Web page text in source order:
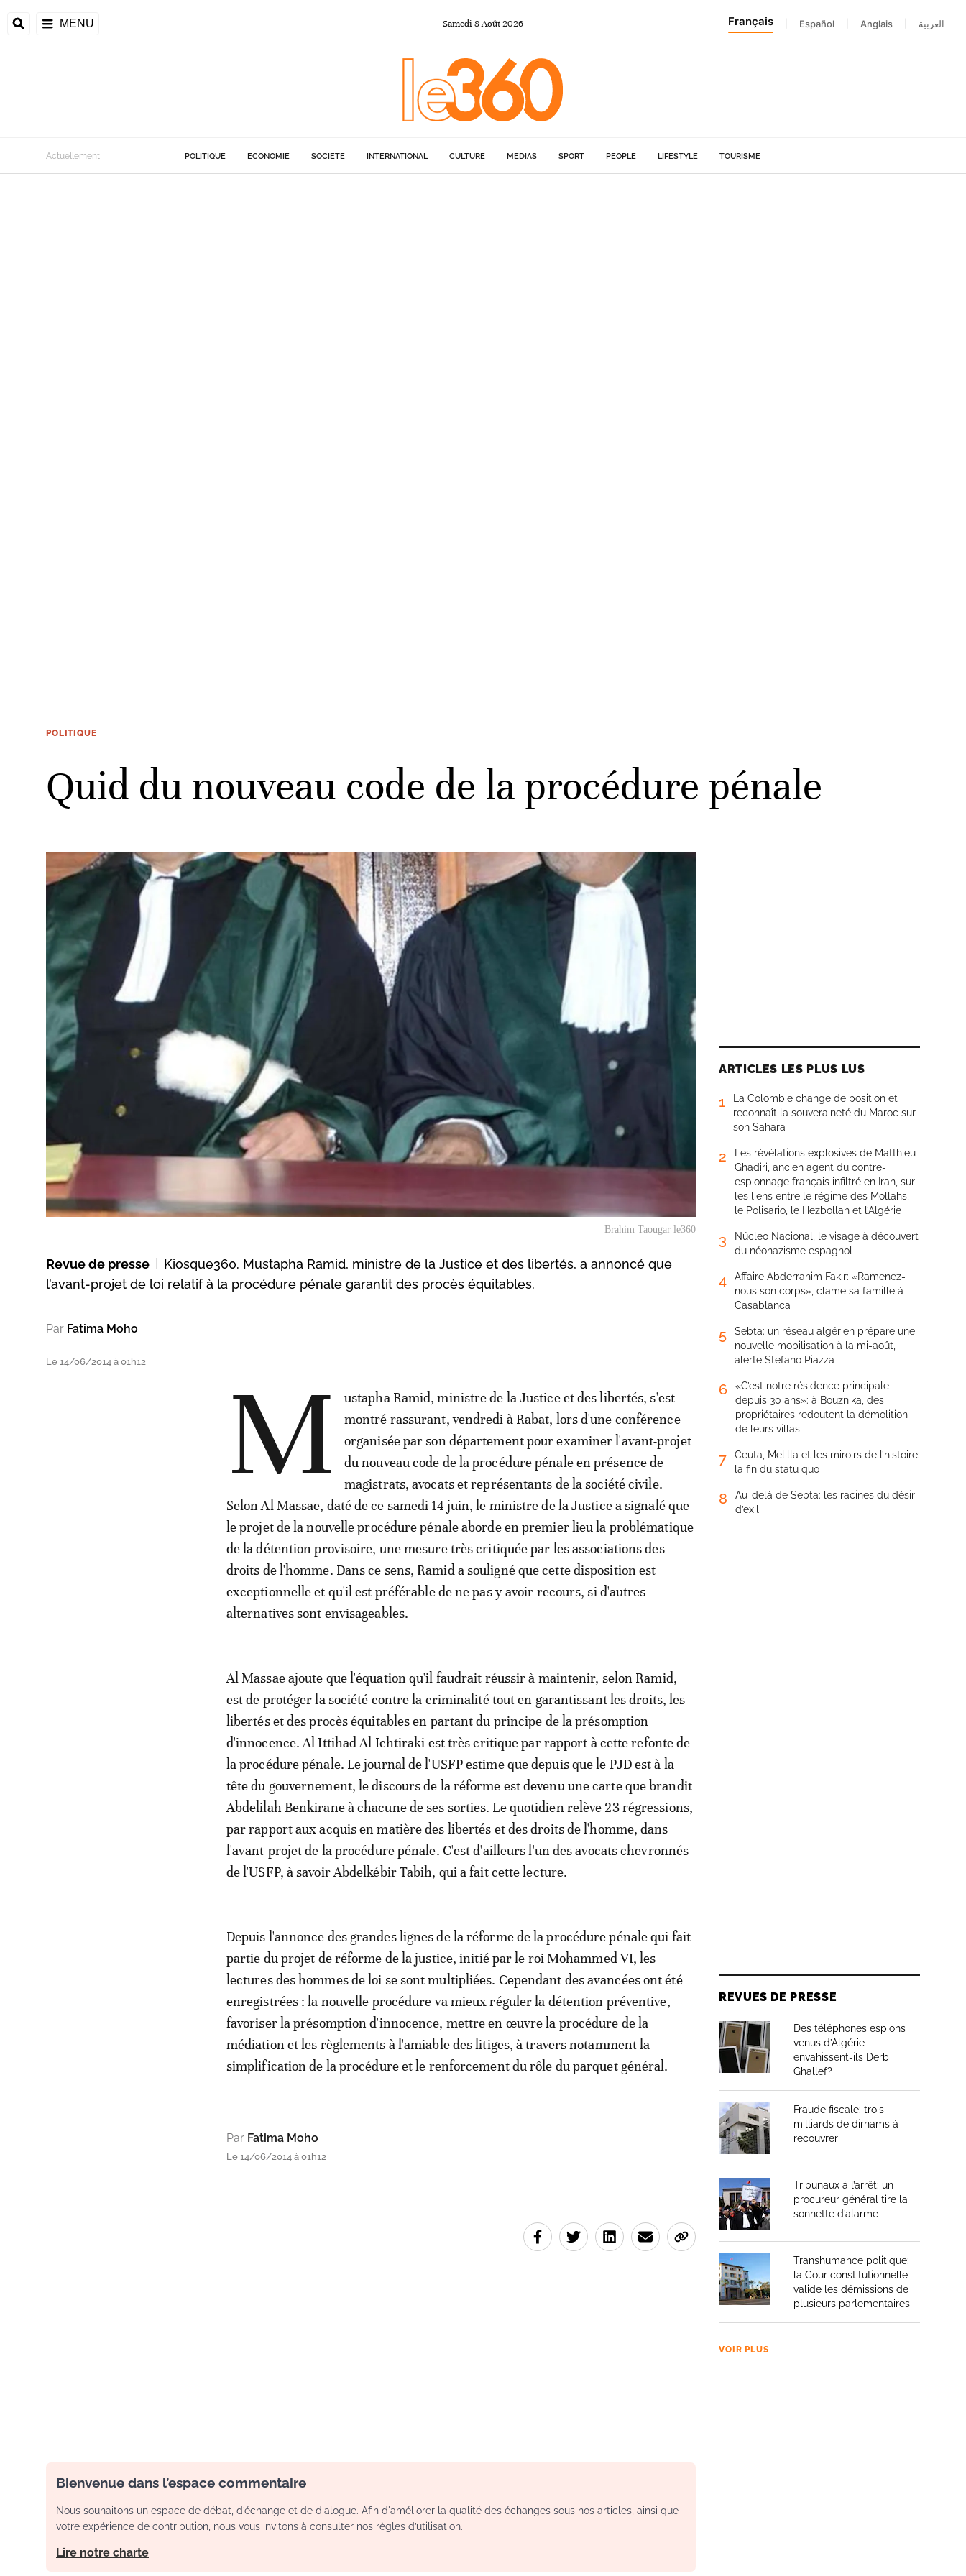
MENU Samedi 8Août2026 Français Español Anglais العربية
Actuellement POLITIQUE ECONOMIE SOCIÉTÉ INTERNATIONAL CULTURE MÉDIAS SPORT PEOPLE LIFESTYLE TOURISME
POLITIQUE
Quid du nouveau code de la procédure pénale
Brahim Taougar le360
Revue de presse
Kiosque360. Mustapha Ramid, ministre de la Justice et des libertés, a annoncé que
l’avant-projet de loi relatif à la procédure pénale garantit des procès équitables.
Par Fatima Moho
Le 14/06/2014 à 01h12 M
ustapha Ramid, ministre de la Justice et des libertés, s'est
montré rassurant, vendredi à Rabat, lors d'une conférence
organisée par son département pour examiner l'avant-projet
du nouveau code de la procédure pénale en présence de
magistrats, avocats et représentants de la société civile.
Selon Al Massae, daté de ce samedi 14 juin, le ministre de la Justice a signalé que
le projet de la nouvelle procédure pénale aborde en premier lieu la problématique
de la détention provisoire, une mesure très critiquée par les associations des
droits de l'homme. Dans ce sens, Ramid a souligné que cette disposition est
exceptionnelle et qu'il est préférable de ne pas y avoir recours, si d'autres
alternatives sont envisageables.
Al Massae ajoute que l'équation qu'il faudrait réussir à maintenir, selon Ramid,
est de protéger la société contre la criminalité tout en garantissant les droits, les
libertés et des procès équitables en partant du principe de la présomption
d'innocence. Al Ittihad Al Ichtiraki est très critique par rapport à cette refonte de
la procédure pénale. Le journal de l'USFP estime que depuis que le PJD est à la
tête du gouvernement, le discours de la réforme est devenu une carte que brandit
Abdelilah Benkirane à chacune de ses sorties. Le quotidien relève 23 régressions,
par rapport aux acquis en matière des libertés et des droits de l'homme, dans
l'avant-projet de la procédure pénale. C'est d'ailleurs l'un des avocats chevronnés
de l'USFP, à savoir Abdelkébir Tabih, qui a fait cette lecture.
Depuis l'annonce des grandes lignes de la réforme de la procédure pénale qui fait
partie du projet de réforme de la justice, initié par le roi Mohammed VI, les
lectures des hommes de loi se sont multipliées. Cependant des avancées ont été
enregistrées : la nouvelle procédure va mieux réguler la détention préventive,
favoriser la présomption d'innocence, mettre en œuvre la procédure de la
médiation et les règlements à l'amiable des litiges, à travers notamment la
simplification de la procédure et le renforcement du rôle du parquet général.
Par Fatima Moho
Le 14/06/2014 à 01h12
Bienvenue dans l’espace commentaire
Nous souhaitons un espace de débat, d’échange et de dialogue. Afin d'améliorer la qualité des échanges sous nos articles, ainsi que
votre expérience de contribution, nous vous invitons à consulter nos règles d’utilisation.
Lire notre charte
ARTICLES LES PLUS LUS
1
La Colombie change de position et
reconnaît la souveraineté du Maroc sur
son Sahara
2
Les révélations explosives de Matthieu
Ghadiri, ancien agent du contre-
espionnage français infiltré en Iran, sur
les liens entre le régime des Mollahs,
le Polisario, le Hezbollah et l’Algérie
3
Núcleo Nacional, le visage à découvert
du néonazisme espagnol
4
Affaire Abderrahim Fakir: «Ramenez-
nous son corps», clame sa famille à
Casablanca
5
Sebta: un réseau algérien prépare une
nouvelle mobilisation à la mi-août,
alerte Stefano Piazza
6
«C’est notre résidence principale
depuis 30 ans»: à Bouznika, des
propriétaires redoutent la démolition
de leurs villas
7
Ceuta, Melilla et les miroirs de l’histoire:
la fin du statu quo
8
Au-delà de Sebta: les racines du désir
d’exil
REVUES DE PRESSE
Des téléphones espions
venus d’Algérie
envahissent-ils Derb
Ghallef?
Fraude fiscale: trois
milliards de dirhams à
recouvrer
Tribunaux à l’arrêt: un
procureur général tire la
sonnette d’alarme
Transhumance politique:
la Cour constitutionnelle
valide les démissions de
plusieurs parlementaires
VOIR PLUS